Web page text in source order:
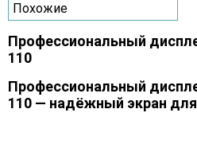
Похожие
Профессиональный
110
Профессиональный
110 — надёжный экран